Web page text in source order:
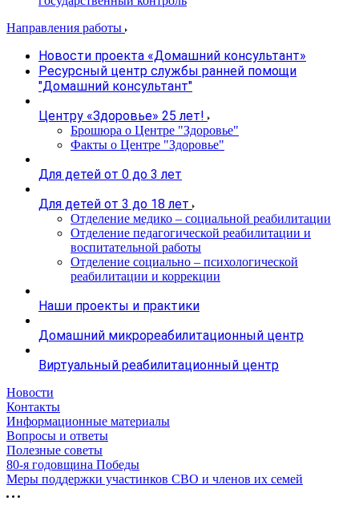
Направления работы
Новости проекта «Домашний консультант»
Ресурсный центр службы ранней помощи
"Домашний консультант"
Центру «Здоровье» 25 лет!
Брошюра о Центре "Здоровье"
Факты о Центре "Здоровье"
Для детей от 0 до 3 лет
Для детей от 3 до 18 лет
Отделение медико – социальной реабилитации
Отделение педагогической реабилитации и
воспитательной работы
Отделение социально – психологической
реабилитации и коррекции
Наши проекты и практики
Домашний микрореабилитационный центр
Виртуальный реабилитационный центр
Новости
Контакты
Информационные материалы
Вопросы и ответы
Полезные советы
80-я годовщина Победы
Меры поддержки участинков СВО и членов их семей